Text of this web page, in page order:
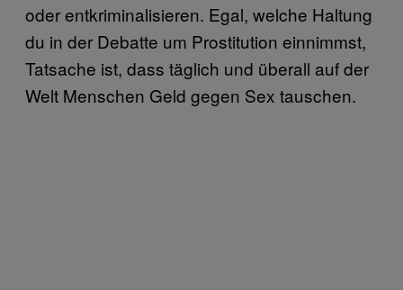
oder entkriminalisieren. Egal, welche Haltung
du in der Debatte um Prostitution einnimmst,
Tatsache ist, dass täglich und überall auf der
Welt Menschen Geld gegen Sex tauschen.